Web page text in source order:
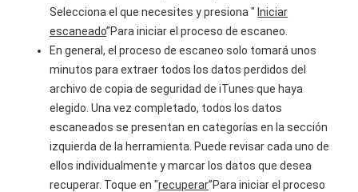
Selecciona el que necesites y presiona " Iniciar
escaneado”Para iniciar el proceso de escaneo.
En general, el proceso de escaneo solo tomará unos
minutos para extraer todos los datos perdidos del
archivo de copia de seguridad de iTunes que haya
elegido. Una vez completado, todos los datos
escaneados se presentan en categorías en la sección
izquierda de la herramienta. Puede revisar cada uno de
ellos individualmente y marcar los datos que desea
recuperar. Toque en "recuperar”Para iniciar el proceso